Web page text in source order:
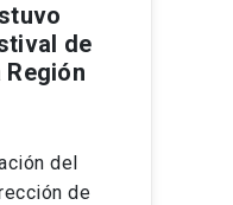
de
Región
del
de